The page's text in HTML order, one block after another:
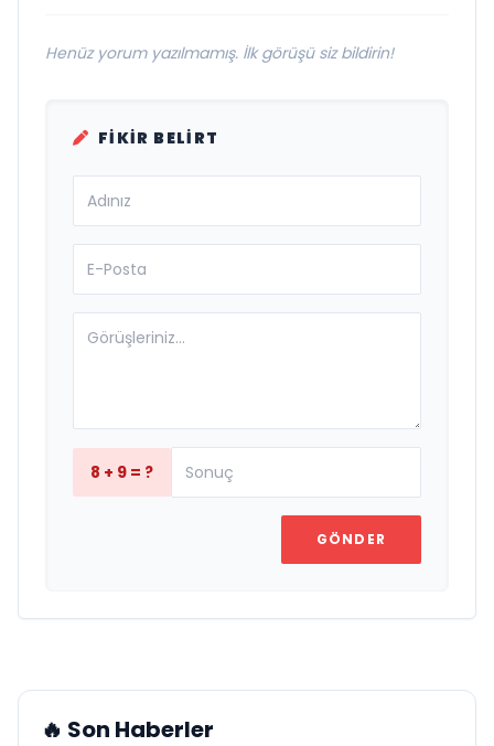
Henüz yorum yazılmamış. İlk görüşü siz bildirin!
FIKIR BELIRT
8 + 9 = ?
GÖNDER
🔥 Son Haberler